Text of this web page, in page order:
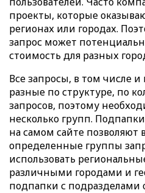
проекты, которые
регионах или городах.
запрос может
стоимость для разных
Все запросы, в том числе
разные по структуре, по
запросов, поэтому
несколько групп.
на самом сайте позволяют
определенные группы
использовать
различными городами и
подпапки с подразделами